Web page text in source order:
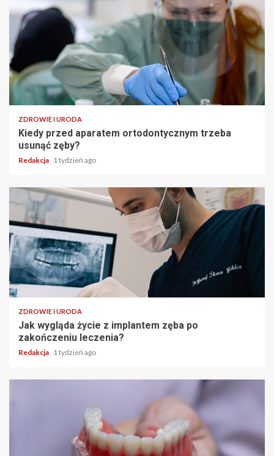
ZDROWIE I URODA
Kiedy przed aparatem ortodontycznym trzeba
usunąć zęby?
Redakcja 1 tydzień ago
ZDROWIE I URODA
Jak wygląda życie z implantem zęba po
zakończeniu leczenia?
Redakcja 1 tydzień ago